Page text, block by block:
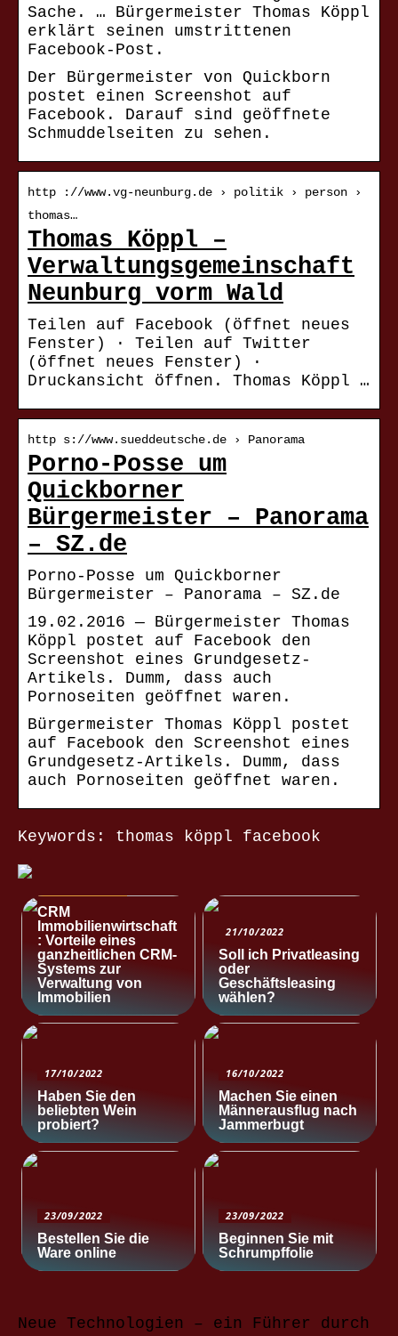
Sache. … Bürgermeister Thomas Köppl
erklärt seinen umstrittenen
Facebook-Post.
Der Bürgermeister von Quickborn
postet einen Screenshot auf
Facebook. Darauf sind geöffnete
Schmuddelseiten zu sehen.
http ://www.vg-neunburg.de › politik › person ›
thomas…
Thomas Köppl –
Verwaltungsgemeinschaft
Neunburg vorm Wald
Teilen auf Facebook (öffnet neues
Fenster) · Teilen auf Twitter
(öffnet neues Fenster) ·
Druckansicht öffnen. Thomas Köppl …
http s://www.sueddeutsche.de › Panorama
Porno-Posse um
Quickborner
Bürgermeister – Panorama
– SZ.de
Porno-Posse um Quickborner
Bürgermeister – Panorama – SZ.de
19.02.2016 — Bürgermeister Thomas
Köppl postet auf Facebook den
Screenshot eines Grundgesetz-
Artikels. Dumm, dass auch
Pornoseiten geöffnet waren.
Bürgermeister Thomas Köppl postet
auf Facebook den Screenshot eines
Grundgesetz-Artikels. Dumm, dass
auch Pornoseiten geöffnet waren.
Keywords: thomas köppl facebook
CRM
Immobilienwirtschaft
: Vorteile eines
ganzheitlichen CRM-
Systems zur
Verwaltung von
Immobilien
21/10/2022
Soll ich Privatleasing
oder
Geschäftsleasing
wählen?
17/10/2022
Haben Sie den
beliebten Wein
probiert?
16/10/2022
Machen Sie einen
Männerausflug nach
Jammerbugt
23/09/2022
Bestellen Sie die
Ware online
23/09/2022
Beginnen Sie mit
Schrumpffolie
Neue Technologien – ein Führer durch